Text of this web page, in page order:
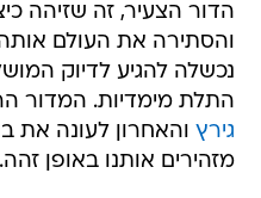
הדור הצעיר, זה שזיהה
והסתירה את העולם
נכשלה להגיע לדיוק
התלת מימדיות. המדור
גירץ והאחרון לעונה את
מזהירים אותנו באופן זהה.